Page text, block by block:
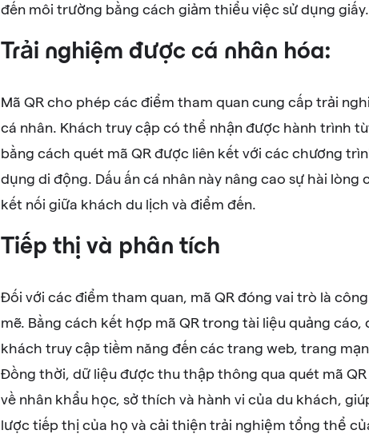
đến môi trường bằng cách giảm thiểu việc sử dụng giấy.
Trải nghiệm được cá nhân hóa:
Mã QR cho phép các điểm tham quan cung cấp trải
cá nhân. Khách truy cập có thể nhận được hành trình
bằng cách quét mã QR được liên kết với các chương
dụng di động. Dấu ấn cá nhân này nâng cao sự hài
kết nối giữa khách du lịch và điểm đến.
Tiếp thị và phân tích
Đối với các điểm tham quan, mã QR đóng vai trò là
mẽ. Bằng cách kết hợp mã QR trong tài liệu quảng
khách truy cập tiềm năng đến các trang web, trang
Đồng thời, dữ liệu được thu thập thông qua quét mã
về nhân khẩu học, sở thích và hành vi của du khách,
lược tiếp thị của họ và cải thiện trải nghiệm tổng thể